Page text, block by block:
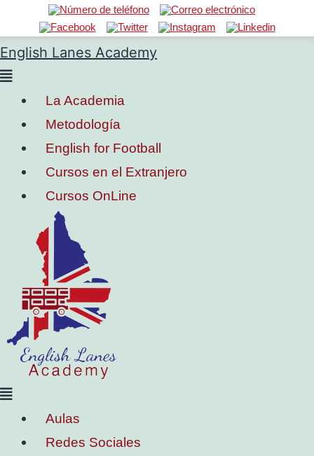
English Lanes Academy
La Academia
Metodología
English for Football
Cursos en el Extranjero
Cursos OnLine
Aulas
Redes Sociales